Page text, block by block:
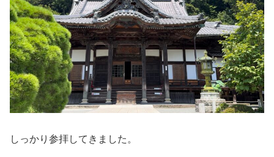
しっかり参拝してきました。